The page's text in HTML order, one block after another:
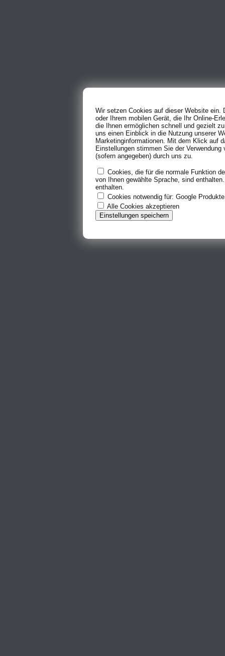
Wir setzen Cookies auf dieser Website ein.
oder Ihrem mobilen Gerät, die Ihr Online-
die Ihnen ermöglichen schnell und gezielt
uns einen Einblick in die Nutzung unserer
Marketinginformationen. Mit dem Klick auf
Einstellungen stimmen Sie der
(sofern angegeben) durch uns zu.
Cookies, die für die normale Funktion
von Ihnen gewählte Sprache, sind
enthalten.
Cookies notwendig für: Google
Alle Cookies akzeptieren
Einstellungen speichern